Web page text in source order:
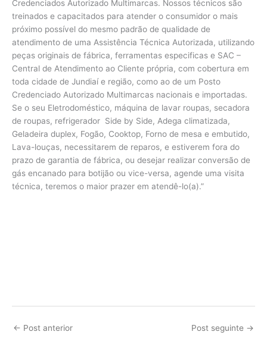
Credenciados Autorizado Multimarcas. Nossos técnicos são
treinados e capacitados para atender o consumidor o mais
próximo possível do mesmo padrão de qualidade de
atendimento de uma Assistência Técnica Autorizada, utilizando
peças originais de fábrica, ferramentas especificas e SAC –
Central de Atendimento ao Cliente própria, com cobertura em
toda cidade de Jundiaí e região, como ao de um Posto
Credenciado Autorizado Multimarcas nacionais e importadas.
Se o seu Eletrodoméstico, máquina de lavar roupas, secadora
de roupas, refrigerador Side by Side, Adega climatizada,
Geladeira duplex, Fogão, Cooktop, Forno de mesa e embutido,
Lava-louças, necessitarem de reparos, e estiverem fora do
prazo de garantia de fábrica, ou desejar realizar conversão de
gás encanado para botijão ou vice-versa, agende uma visita
técnica, teremos o maior prazer em atendê-lo(a).”
← Post anterior Post seguinte →